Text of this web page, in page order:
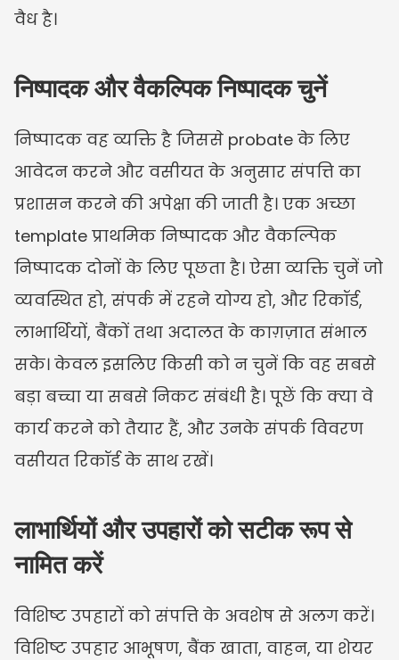
वैध है।
निष्पादक और वैकल्पिक निष्पादक चुनें
निष्पादक वह व्यक्ति है जिससे probate के लिए
आवेदन करने और वसीयत के अनुसार संपत्ति का
प्रशासन करने की अपेक्षा की जाती है। एक अच्छा
template प्राथमिक निष्पादक और वैकल्पिक
निष्पादक दोनों के लिए पूछता है। ऐसा व्यक्ति चुनें जो
व्यवस्थित हो, संपर्क में रहने योग्य हो, और रिकॉर्ड,
लाभार्थियों, बैंकों तथा अदालत के काग़ज़ात संभाल
सके। केवल इसलिए किसी को न चुनें कि वह सबसे
बड़ा बच्चा या सबसे निकट संबंधी है। पूछें कि क्या वे
कार्य करने को तैयार हैं, और उनके संपर्क विवरण
वसीयत रिकॉर्ड के साथ रखें।
लाभार्थियों और उपहारों को सटीक रूप से
नामित करें
विशिष्ट उपहारों को संपत्ति के अवशेष से अलग करें।
विशिष्ट उपहार आभूषण, बैंक खाता, वाहन, या शेयर